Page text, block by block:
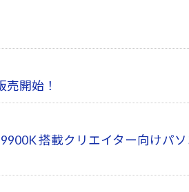
開始！
搭載クリエイター向けパソ